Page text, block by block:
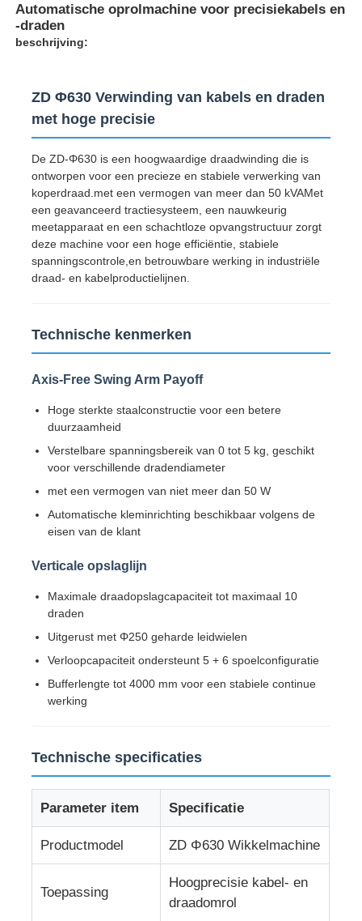
Thuis
Fabrieksreis
Kwaliteitscontrole
Contacteer ons
nieuws
Alle Gevallen
Vraag een offerte aan
Automatische oprolmachine voor precisiekabels en
-draden
beschrijving:
ZD Φ630 Verwinding van kabels en draden
met hoge precisie
De ZD-Φ630 is een hoogwaardige draadwinding die is
ontworpen voor een precieze en stabiele verwerking van
koperdraad.met een vermogen van meer dan 50 kVAMet
een geavanceerd tractiesysteem, een nauwkeurig
meetapparaat en een schachtloze opvangstructuur zorgt
deze machine voor een hoge efficiëntie, stabiele
spanningscontrole,en betrouwbare werking in industriële
draad- en kabelproductielijnen.
Technische kenmerken
Axis-Free Swing Arm Payoff
Hoge sterkte staalconstructie voor een betere
duurzaamheid
Verstelbare spanningsbereik van 0 tot 5 kg, geschikt
voor verschillende dradendiameter
met een vermogen van niet meer dan 50 W
Automatische kleminrichting beschikbaar volgens de
eisen van de klant
Verticale opslaglijn
Maximale draadopslagcapaciteit tot maximaal 10
draden
Uitgerust met Φ250 geharde leidwielen
Verloopcapaciteit ondersteunt 5 + 6 spoelconfiguratie
Bufferlengte tot 4000 mm voor een stabiele continue
werking
Technische specificaties
Parameter item Specificatie
Productmodel ZD Φ630 Wikkelmachine
Toepassing
Hoogprecisie kabel- en
draadomrol